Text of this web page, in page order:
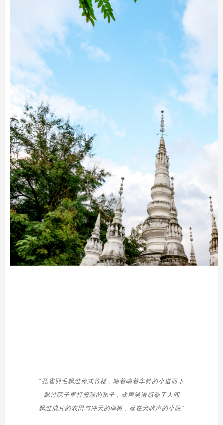
“孔雀羽毛飘过傣式竹楼，顺着响着车铃的小道而下
飘过院子里打篮球的孩子，欢声笑语感染了人间
飘过成片的农田与冲天的椰树，落在犬吠声的小院”